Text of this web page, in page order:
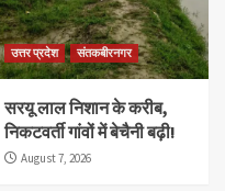
उत्तर प्रदेश संतकबीरनगर
सरयू लाल निशान के करीब,
निकटवर्ती गांवों में बेचैनी बढ़ी!
August 7, 2026